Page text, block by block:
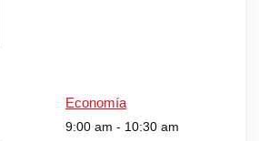
Economía
9:00 am - 10:30 am